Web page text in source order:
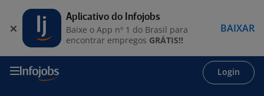
Login
Aplicativo do Infojobs
Baixe o App nº 1 do Brasil para
encontrar empregos GRÁTIS!!
BAIXAR